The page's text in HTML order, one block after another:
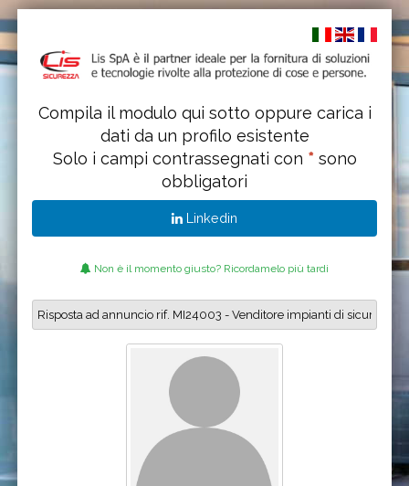
Compila il modulo qui sotto oppure carica i
dati da un profilo esistente
Solo i campi contrassegnati con * sono
obbligatori
Linkedin
Non è il momento giusto? Ricordamelo più tardi